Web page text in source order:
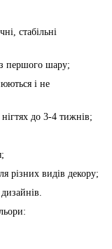
стабільні
з першого шару;
і не
нігтях до 3-4 тижнів;
різних видів декору;